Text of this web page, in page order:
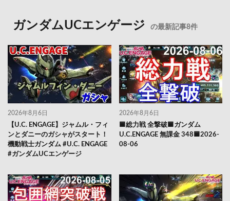
ガンダムUCエンゲージ の最新記事8件
2026年8月6日
【U.C. ENGAGE】ジャムル・フィ
ンとダニーのガシャがスタート！
機動戦士ガンダム #U.C. ENGAGE
#ガンダムUCエンゲージ
2026年8月6日
🟦総力戦 全撃破🟦ガンダム
U.C.ENGAGE 無課金 348🟦2026-
08-06